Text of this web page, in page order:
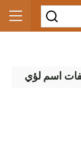
اسم لؤي